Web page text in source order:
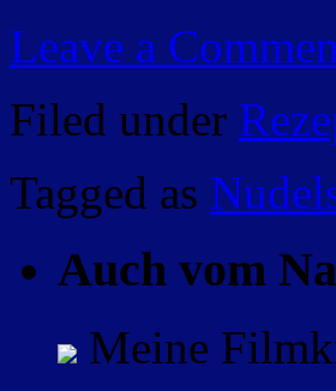
Leave a
Filed under
Tagged as
Auch vom
Meine